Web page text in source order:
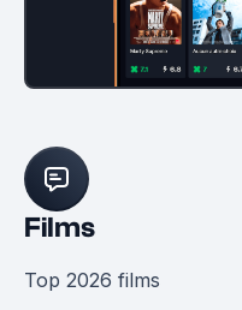
Films
Top 2026 films